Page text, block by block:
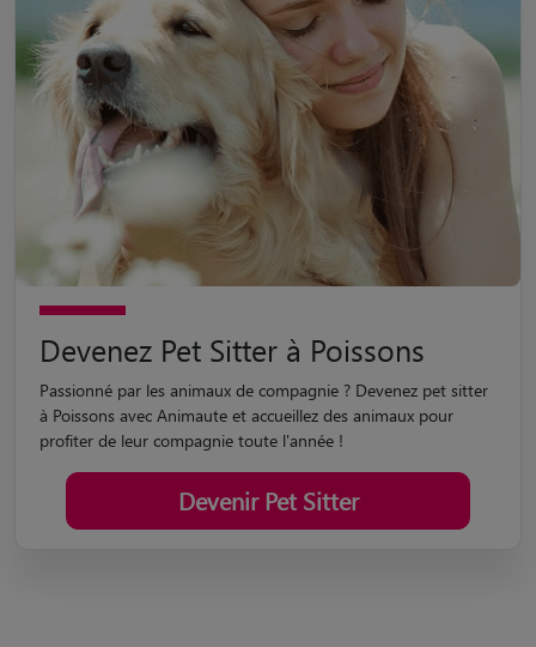
Devenez Pet Sitter à Poissons
Passionné par les animaux de compagnie ? Devenez pet sitter
à Poissons avec Animaute et accueillez des animaux pour
profiter de leur compagnie toute l'année !
Devenir Pet Sitter